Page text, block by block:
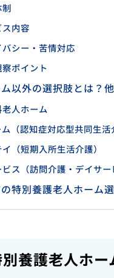
内容
シー・苦情対応
ポイント
以外の選択肢とは？
人ホーム
（認知症対応型共同生活
（短期入所生活介護）
ス（訪問介護・デイサー
特別養護老人ホーム
養護老人ホ